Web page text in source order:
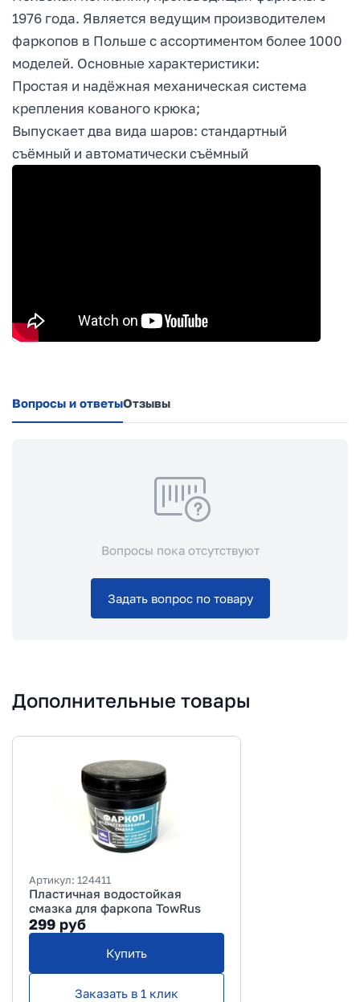
1976 года. Является ведущим производителем
фаркопов в Польше с ассортиментом более 1000
моделей. Основные характеристики:
Простая и надёжная механическая система
крепления кованого крюка;
Выпускает два вида шаров: стандартный
съёмный и автоматически съёмный
Вопросы и ответыОтзывы
Вопросы пока отсутствуют
Задать вопрос по товару
Дополнительные товары
Артикул: 124411
Пластичная водостойкая
смазка для фаркопа TowRus
299 руб
Купить
Заказать в 1 клик